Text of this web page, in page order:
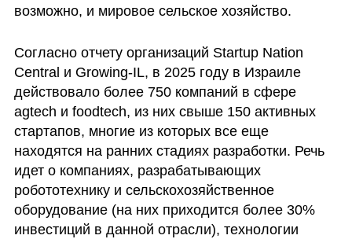
возможно, и мировое сельское хозяйство.
Согласно отчету организаций Startup Nation
Central и Growing-IL, в 2025 году в Израиле
действовало более 750 компаний в сфере
agtech и foodtech, из них свыше 150 активных
стартапов, многие из которых все еще
находятся на ранних стадиях разработки. Речь
идет о компаниях, разрабатывающих
робототехнику и сельскохозяйственное
оборудование (на них приходится более 30%
инвестиций в данной отрасли), технологии